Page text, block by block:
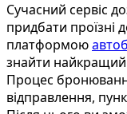
Сучасний сервіс
придбати проїзні
платформою
знайти найкращий
Процес
відправлення,